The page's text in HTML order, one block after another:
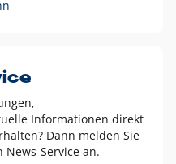
nur in Ausnahmefällen
Weiß-Umsetzungen
Informationen direkt
Dann melden Sie
Service an.